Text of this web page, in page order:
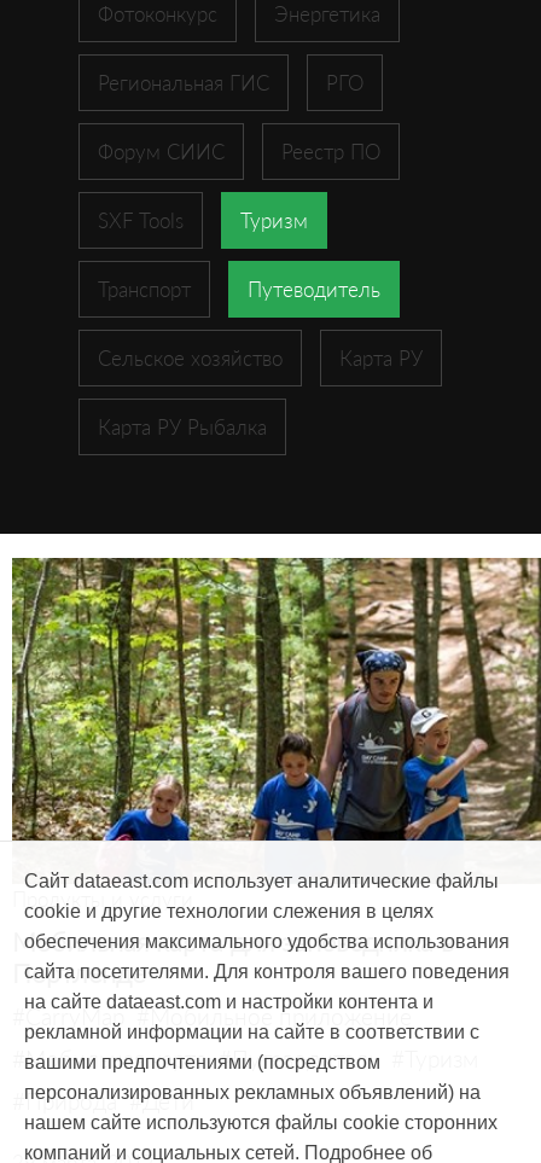
Фотоконкурс Энергетика
Региональная ГИС РГО
Форум СИИС Реестр ПО
SXF Tools Туризм
Транспорт Путеводитель
Сельское хозяйство Карта РУ
Карта РУ Рыбалка
Продукты и услуги
Мобильная карта для заповедника в
Портленде
#CarryMap #Мобильное приложение
#Мобильная карта #Путеводитель
#Природа #Дети
Сайт dataeast.com использует аналитические файлы
cookie и другие технологии слежения в целях
обеспечения максимального удобства использования
сайта посетителями. Для контроля вашего поведения
на сайте dataeast.com и настройки контента и
рекламной информации на сайте в соответствии с
вашими предпочтениями (посредством
персонализированных рекламных объявлений) на
нашем сайте используются файлы cookie сторонних
компаний и социальных сетей. Подробнее об